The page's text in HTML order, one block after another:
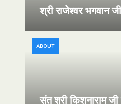
श्री राजेश्वर भगवान
संत श्री किशनाराम जी
ABOUT